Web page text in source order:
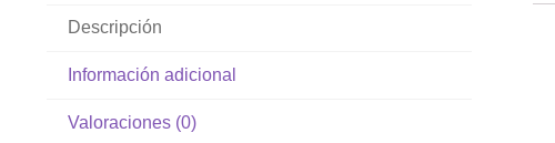
Descripción
Información adicional
Valoraciones (0)